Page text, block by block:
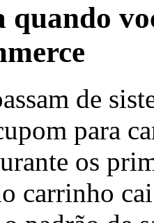
quando
de
para
os
carrinho